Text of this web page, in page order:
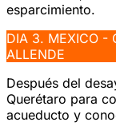
esparcimiento.
DIA 3. MEXICO -
ALLENDE
Después del
Querétaro para
acueducto y